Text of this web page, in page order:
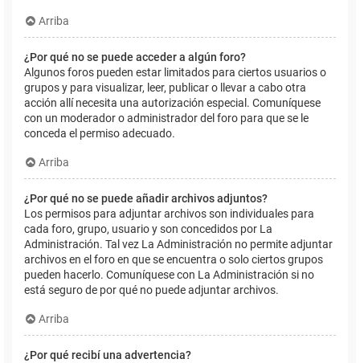
Arriba
¿Por qué no se puede acceder a algún foro?
Algunos foros pueden estar limitados para ciertos usuarios o
grupos y para visualizar, leer, publicar o llevar a cabo otra
acción allí necesita una autorización especial. Comuníquese
con un moderador o administrador del foro para que se le
conceda el permiso adecuado.
Arriba
¿Por qué no se puede añadir archivos adjuntos?
Los permisos para adjuntar archivos son individuales para
cada foro, grupo, usuario y son concedidos por La
Administración. Tal vez La Administración no permite adjuntar
archivos en el foro en que se encuentra o solo ciertos grupos
pueden hacerlo. Comuníquese con La Administración si no
está seguro de por qué no puede adjuntar archivos.
Arriba
¿Por qué recibí una advertencia?